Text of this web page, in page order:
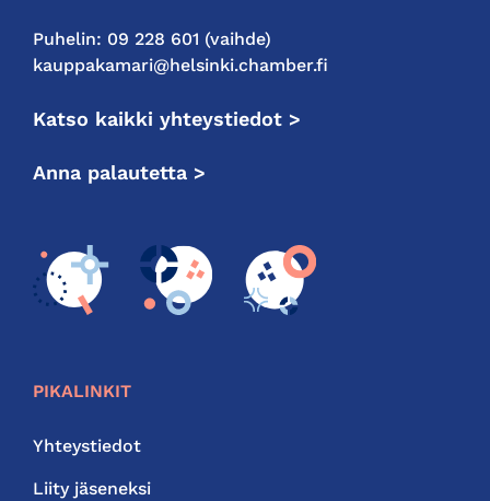
Puhelin: 09 228 601 (vaihde)
kauppakamari@helsinki.chamber.fi
Katso kaikki yhteystiedot >
Anna palautetta >
PIKALINKIT
Yhteystiedot
Liity jäseneksi